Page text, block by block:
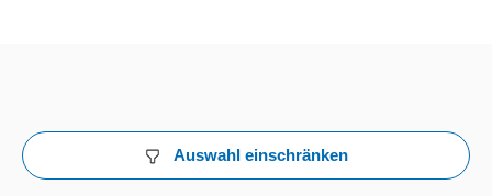
Auswahl einschränken